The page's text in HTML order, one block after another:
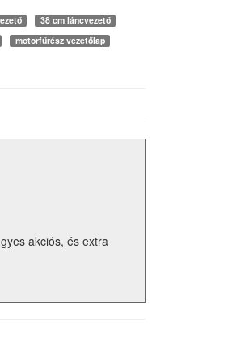
38 cm láncvezető
motorfűrész vezetőlap
akciós, és extra